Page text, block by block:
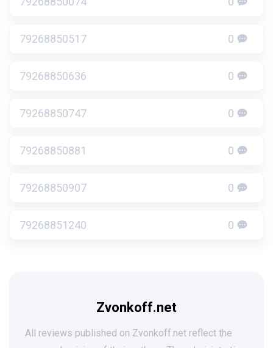
79268850517 0
79268850636 0
79268850747 0
79268850881 0
79268850907 0
79268851240 0
Zvonkoff.net
All reviews published on Zvonkoff.net reflect the